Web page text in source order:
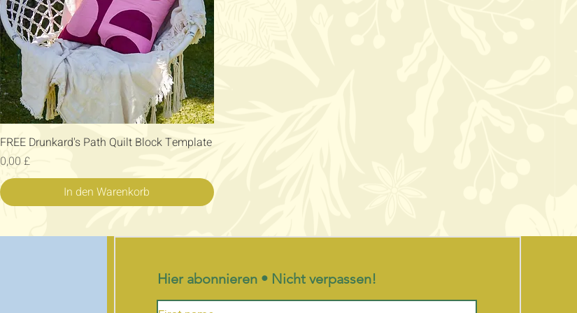
Schnellansicht
FREE Drunkard's Path Quilt Block Template
Preis
0,00 £
In den Warenkorb
Hier abonnieren • Nicht verpassen!